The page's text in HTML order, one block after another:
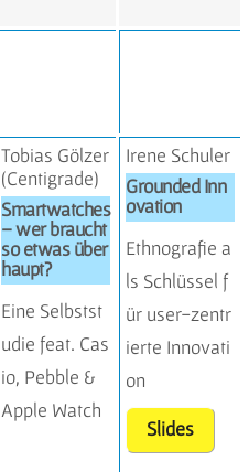
Tobias Gölzer
(Centigrade)
Smartwatches
– wer braucht
so etwas über
haupt?
Eine Selbstst
udie feat. Cas
io, Pebble &
Apple Watch
Irene Schuler
Grounded Inn
ovation
Ethnografie a
ls Schlüssel f
ür user-zentr
ierte Innovati
on
Slides